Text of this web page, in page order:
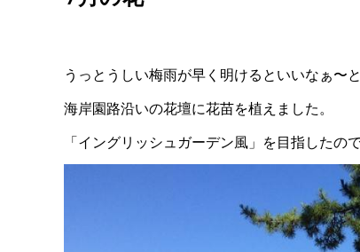
うっとうしい梅雨が早く明けるといいなぁ〜
海岸園路沿いの花壇に花苗を植えました。
「イングリッシュガーデン風」を目指したの